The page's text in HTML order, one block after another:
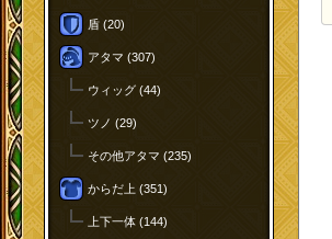
盾 (20)
アタマ (307)
ウィッグ (44)
ツノ (29)
その他アタマ (235)
からだ上 (351)
上下一体 (144)